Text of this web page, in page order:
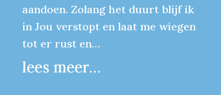
aandoen. Zolang het duurt blijf ik
in Jou verstopt en laat me wiegen
tot er rust en…
lees meer…